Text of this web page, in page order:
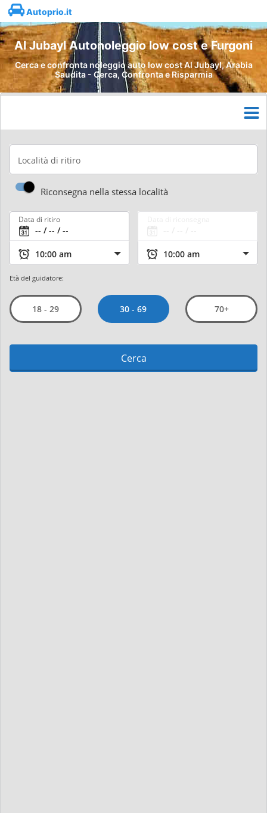
Autoprio.it
Al Jubayl Autonoleggio low cost e Furgoni
Cerca e confronta noleggio auto low cost Al Jubayl, Arabia
Saudita - Cerca, Confronta e Risparmia
Località di ritiro
Riconsegna nella stessa località
Data di ritiro
Età del guidatore:
18 - 29 30 - 69 70+
Cerca